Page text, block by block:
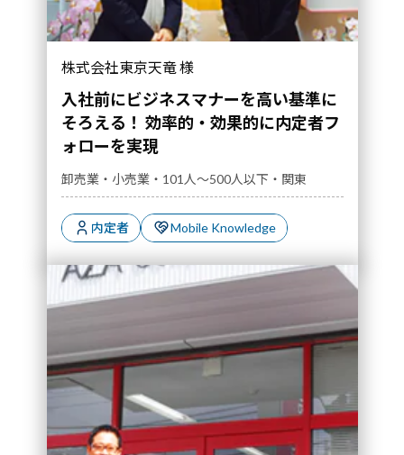
株式会社東京天竜 様
入社前にビジネスマナーを高い基準に
そろえる！ 効率的・効果的に内定者フ
ォローを実現
卸売業・小売業・101人～500人以下・関東
内定者 Mobile Knowledge